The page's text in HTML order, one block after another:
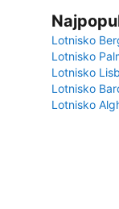
Lotnisko
Lotnisko
Lotnisko
Lotnisko
Lotnisko